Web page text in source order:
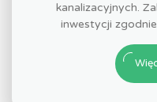
kanalizacyjnych.
inwestycji